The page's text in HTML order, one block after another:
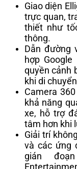
Giao diện
trực quan,
thiết như
thông.
Dẫn đường
hợp
quyền cảnh
khi di
Camera
khả năng
xe, hỗ trợ
tâm hơn khi
Giải trí
và các ứng
gián